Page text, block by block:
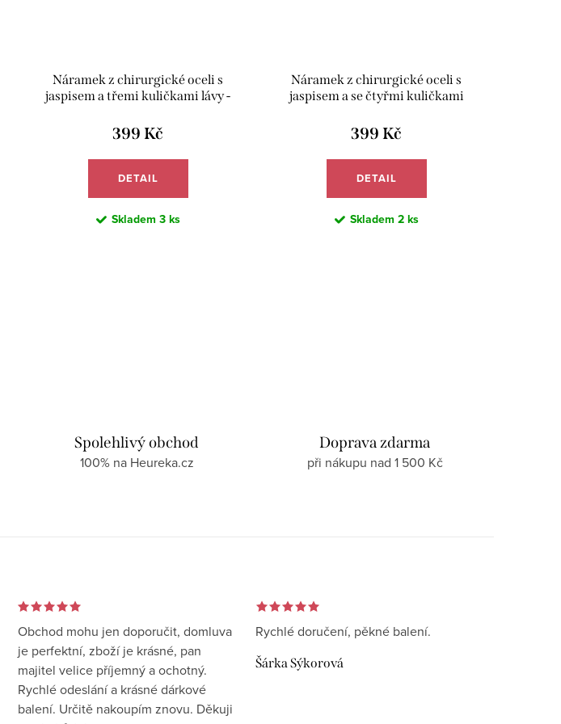
Náramek z chirurgické oceli s
jaspisem a třemi kuličkami lávy -
399 Kč
DETAIL
Skladem 3 ks
Náramek z chirurgické oceli s
jaspisem a se čtyřmi kuličkami
399 Kč
DETAIL
Skladem 2 ks
Spolehlivý obchod
100% na Heureka.cz
Doprava zdarma
při nákupu nad 1 500 Kč
Obchod mohu jen doporučit, domluva
je perfektní, zboží je krásné, pan
majitel velice příjemný a ochotný.
Rychlé odeslání a krásné dárkové
balení. Určitě nakoupím znovu. Děkuji
Rychlé doručení, pěkné balení.
Šárka Sýkorová